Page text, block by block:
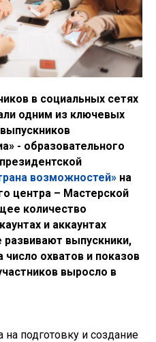
в социальных сетях
одним из ключевых
- образовательного
возможностей» на
центра – Мастерской
количество
и аккаунтах
выпускники,
число охватов и показов
выросло в
подготовку и создание